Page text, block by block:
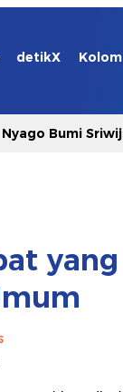
detikX Kolom
Nyago Bumi